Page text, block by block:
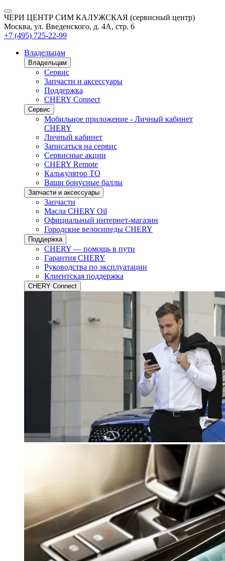
ЧЕРИ ЦЕНТР СИМ КАЛУЖСКАЯ (сервисный центр)
Москва, ул. Введенского, д. 4А, стр. 6
+7 (495) 725-22-99
Владельцам
Владельцам
Сервис
Запчасти и аксессуары
Поддержка
CHERY Connect
Сервис
Мобильное приложение - Личный кабинет
CHERY
Личный кабинет
Записаться на сервис
Сервисные акции
CHERY Remote
Калькулятор ТО
Ваши бонусные баллы
Запчасти и аксессуары
Запчасти
Масла CHERY Oil
Официальный интернет-магазин
Городские велосипеды CHERY
Поддержка
CHERY — помощь в пути
Гарантия CHERY
Руководства по эксплуатации
Клиентская поддержка
CHERY Connect